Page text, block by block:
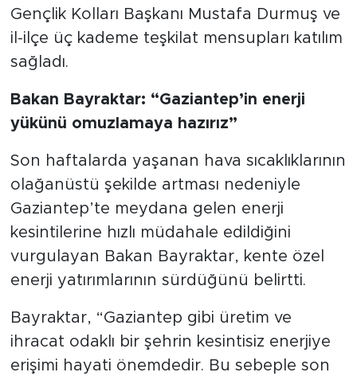
Gençlik Kolları Başkanı Mustafa Durmuş ve
il-ilçe üç kademe teşkilat mensupları katılım
sağladı.
Bakan Bayraktar: “Gaziantep’in enerji
yükünü omuzlamaya hazırız”
Son haftalarda yaşanan hava sıcaklıklarının
olağanüstü şekilde artması nedeniyle
Gaziantep’te meydana gelen enerji
kesintilerine hızlı müdahale edildiğini
vurgulayan Bakan Bayraktar, kente özel
enerji yatırımlarının sürdüğünü belirtti.
Bayraktar, “Gaziantep gibi üretim ve
ihracat odaklı bir şehrin kesintisiz enerjiye
erişimi hayati önemdedir. Bu sebeple son